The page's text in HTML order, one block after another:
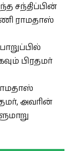
சந்திப்பின்
ராமதாஸ்
பிரதமர்
அவரின்